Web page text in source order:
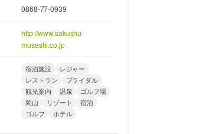
0868-77-0939
http://www.sakushu-
musashi.co.jp
宿泊施設
レジャー
レストラン
ブライダル
観光案内
温泉
ゴルフ場
岡山
リゾート
宿泊
ゴルフ
ホテル